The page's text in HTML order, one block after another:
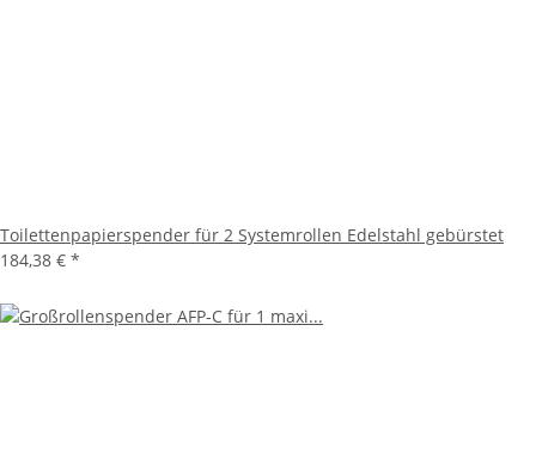
Toilettenpapierspender für 2 Systemrollen Edelstahl gebürstet
184,38 € *